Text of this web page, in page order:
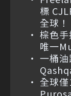
標
全球！
棕色
唯一
一桶
全球